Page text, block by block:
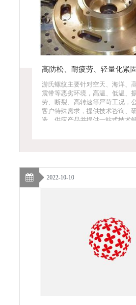
高防松、耐疲劳、轻量化紧
游氏螺纹主要针对空天、海洋、
震带等恶劣环境，高温、低温、
劳、断裂、高转速等严苛工况，
客户特殊需求，提供技术咨询、
造、供应产品并提供一站式技术
2022-10-10